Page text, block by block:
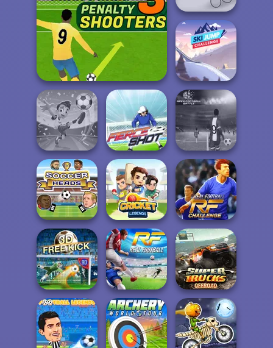
Penalty Shooters 3
Boxing Gang
Stars
Ski Jump
Challenge
Football
Superstars 2024
Fierce Shot
Apex Football
Battle
Soccer Heads Cricket Legends
Real Football
Challenge
Free Kick Classic Real Football
Super Trucks
Offroad 2